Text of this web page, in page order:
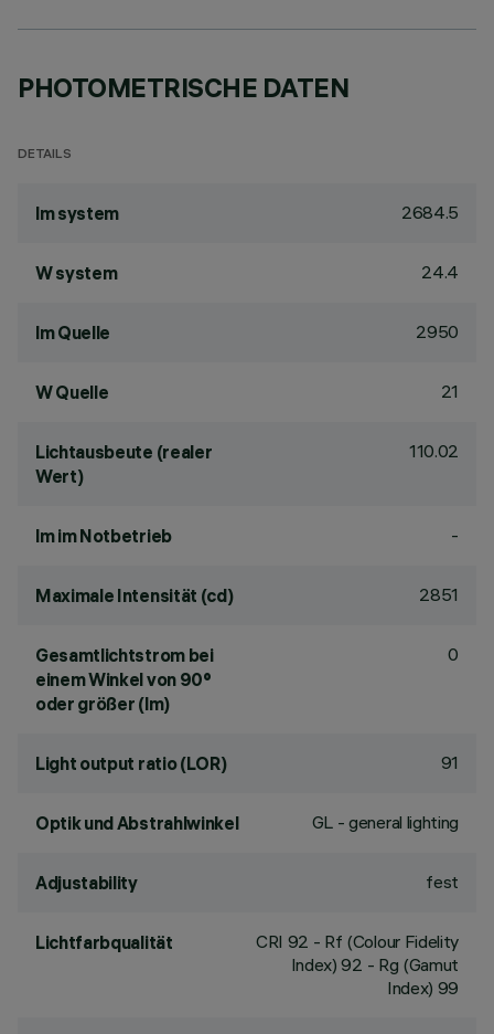
PHOTOMETRISCHE DATEN
DETAILS
lm system 2684.5
W system 24.4
lm Quelle 2950
W Quelle 21
Lichtausbeute (realer
Wert)
110.02
lm im Notbetrieb -
Maximale Intensität (cd) 2851
Gesamtlichtstrom bei
einem Winkel von 90°
oder größer (lm)
0
Light output ratio (LOR) 91
Optik und Abstrahlwinkel GL - general lighting
Adjustability fest
Lichtfarbqualität CRI 92 - Rf (Colour Fidelity
Index) 92 - Rg (Gamut
Index) 99